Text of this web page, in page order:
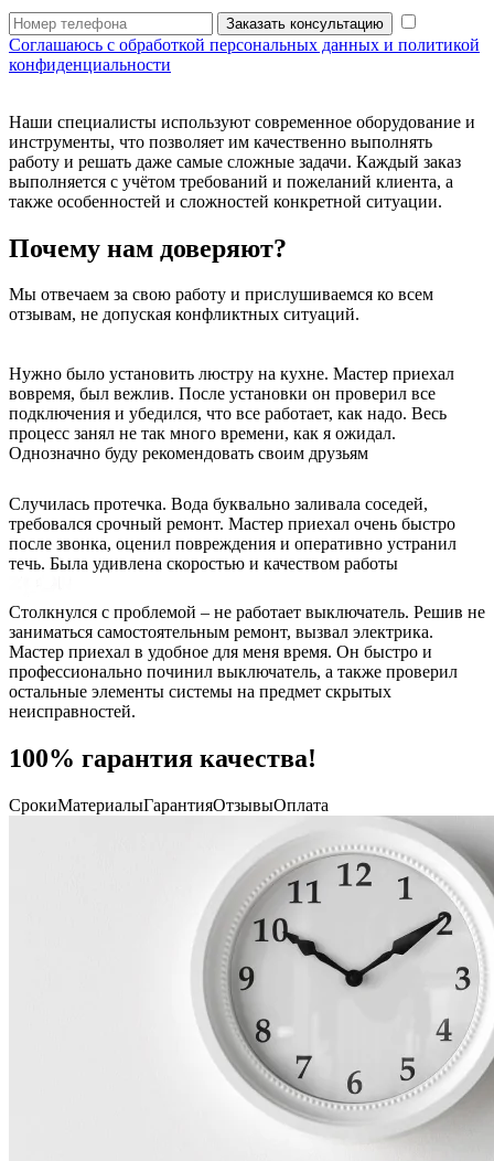
Заказать консультацию
Соглашаюсь с обработкой персональных данных и политикой
конфиденциальности
Наши специалисты используют современное оборудование и
инструменты, что позволяет им качественно выполнять
работу и решать даже самые сложные задачи. Каждый заказ
выполняется с учётом требований и пожеланий клиента, а
также особенностей и сложностей конкретной ситуации.
Почему нам доверяют?
Мы отвечаем за свою работу и прислушиваемся ко всем
отзывам, не допуская конфликтных ситуаций.
Нужно было установить люстру на кухне. Мастер приехал
вовремя, был вежлив. После установки он проверил все
подключения и убедился, что все работает, как надо. Весь
процесс занял не так много времени, как я ожидал.
Однозначно буду рекомендовать своим друзьям
Случилась протечка. Вода буквально заливала соседей,
требовался срочный ремонт. Мастер приехал очень быстро
после звонка, оценил повреждения и оперативно устранил
течь. Была удивлена скоростью и качеством работы
Столкнулся с проблемой – не работает выключатель. Решив не
заниматься самостоятельным ремонт, вызвал электрика.
Мастер приехал в удобное для меня время. Он быстро и
профессионально починил выключатель, а также проверил
остальные элементы системы на предмет скрытых
неисправностей.
100% гарантия качества!
СрокиМатериалыГарантияОтзывыОплата